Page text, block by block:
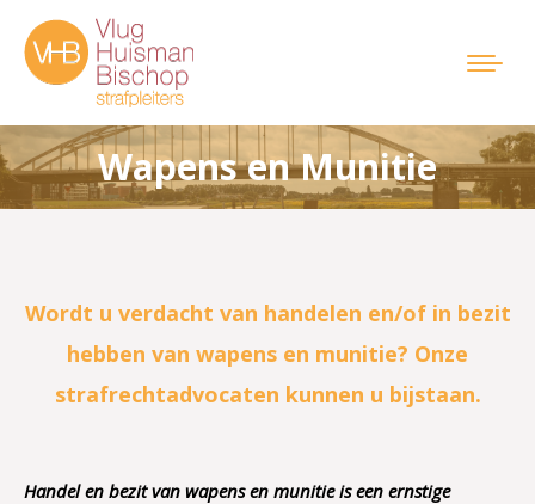
Wapens en Munitie
Je bent hier:
Wordt u verdacht van handelen en/of in bezit
hebben van wapens en munitie? Onze
strafrechtadvocaten kunnen u bijstaan.
Handel en bezit van wapens en munitie is een ernstige